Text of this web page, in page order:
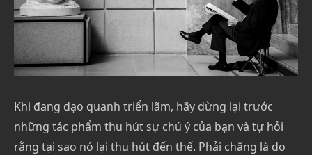
Khi đang dạo quanh triển lãm, hãy dừng lại trước
những tác phẩm thu hút sự chú ý của bạn và tự hỏi
rằng tại sao nó lại thu hút đến thế. Phải chăng là do